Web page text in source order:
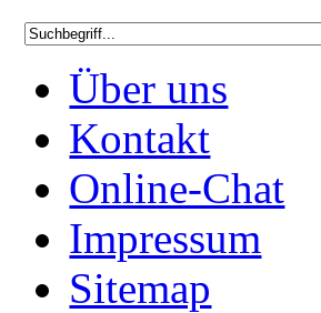
Über uns
Kontakt
Online-Chat
Impressum
Sitemap